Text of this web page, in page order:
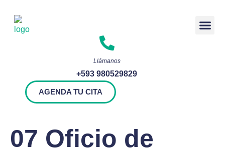
Llámanos
+593 980529829
AGENDA TU CITA
07 Oficio de